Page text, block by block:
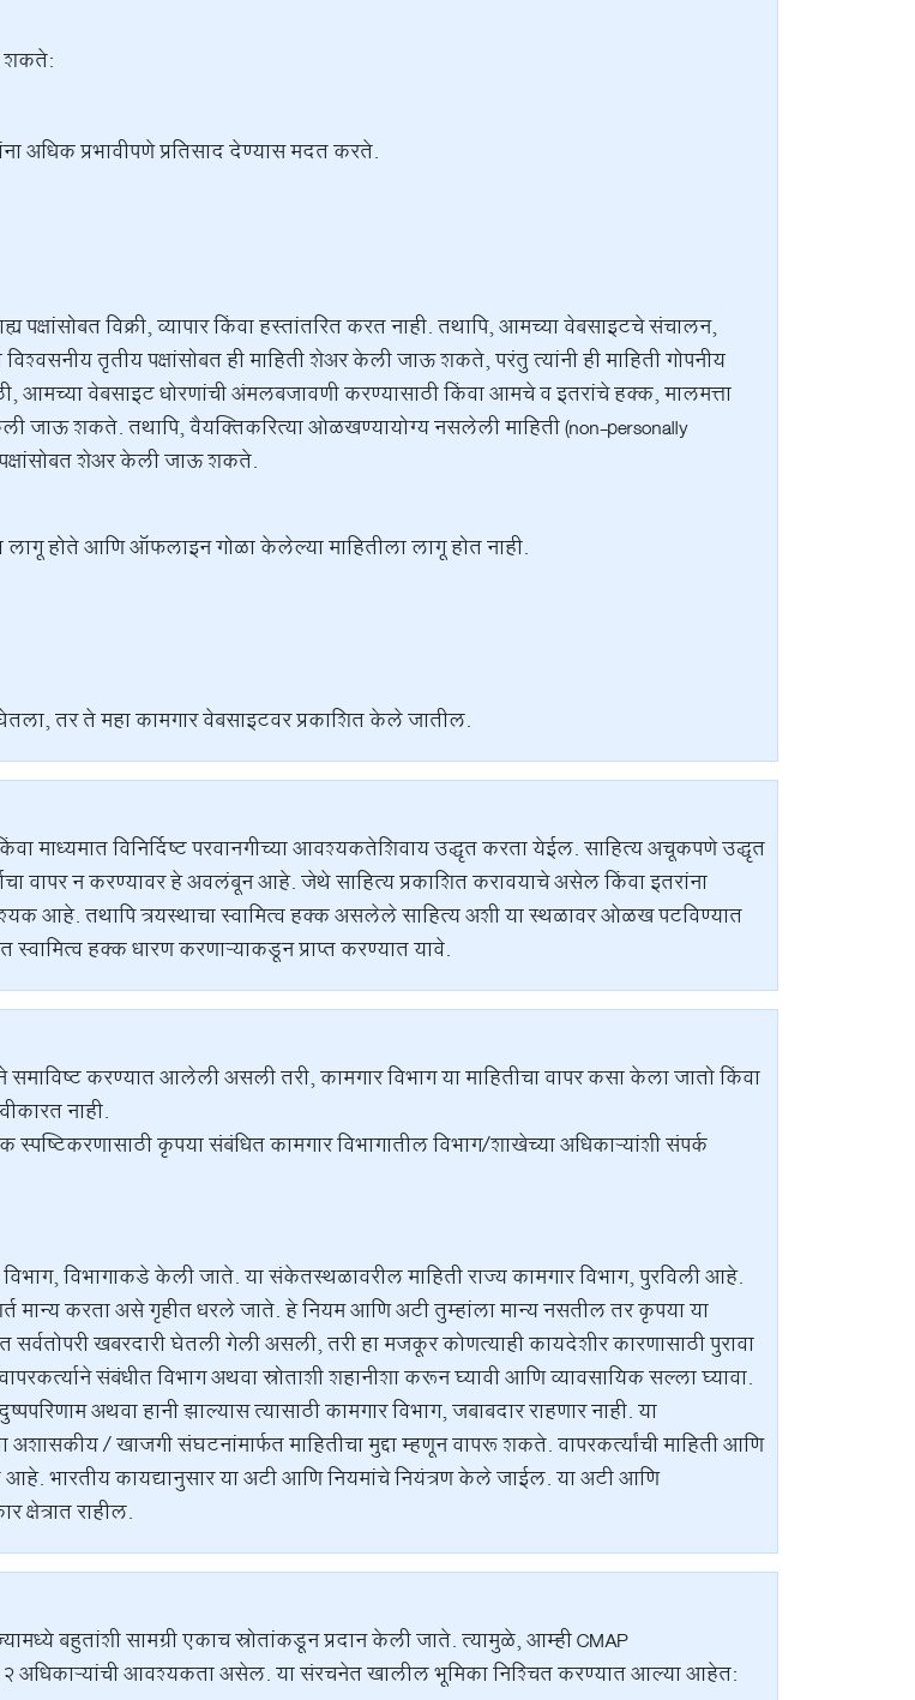
शकते:
अधिक प्रभावीपणे प्रतिसाद देण्यास मदत करते.
पक्षांसोबत विक्री, व्यापार किंवा हस्तांतरित करत नाही. तथापि, आमच्या वेबसाइटचे संचालन,
तृतीय पक्षांसोबत ही माहिती शेअर केली जाऊ शकते, परंतु त्यांनी ही माहिती गोपनीय
आमच्या वेबसाइट धोरणांची अंमलबजावणी करण्यासाठी किंवा आमचे व इतरांचे हक्क, मालमत्ता
जाऊ शकते. तथापि, वैयक्तिकरित्या ओळखण्यायोग्य नसलेली माहिती (non-personally
पक्षांसोबत शेअर केली जाऊ शकते.
होते आणि ऑफलाइन गोळा केलेल्या माहितीला लागू होत नाही.
तर ते महा कामगार वेबसाइटवर प्रकाशित केले जातील.
माध्यमात विनिर्दिष्ट परवानगीच्या आवश्यकतेशिवाय उद्धृत करता येईल. साहित्य अचूकपणे उद्धृत
वापर न करण्यावर हे अवलंबून आहे. जेथे साहित्य प्रकाशित करावयाचे असेल किंवा इतरांना
आहे. तथापि त्रयस्थाचा स्वामित्व हक्क असलेले साहित्य अशी या स्थळावर ओळख पटविण्यात
स्वामित्व हक्क धारण करणाऱ्याकडून प्राप्त करण्यात यावे.
करण्यात आलेली असली तरी, कामगार विभाग या माहितीचा वापर कसा केला जातो किंवा
नाही.
कृपया संबंधित कामगार विभागातील विभाग/शाखेच्या अधिकाऱ्यांशी संपर्क
विभागाकडे केली जाते. या संकेतस्थळावरील माहिती राज्य कामगार विभाग, पुरविली आहे.
मान्य करता असे गृहीत धरले जाते. हे नियम आणि अटी तुम्हांला मान्य नसतील तर कृपया या
खबरदारी घेतली गेली असली, तरी हा मजकूर कोणत्याही कायदेशीर कारणासाठी पुरावा
संबंधीत विभाग अथवा स्रोताशी शहानीशा करून घ्यावी आणि व्यावसायिक सल्ला घ्यावा.
अथवा हानी झाल्यास त्यासाठी कामगार विभाग, जबाबदार राहणार नाही. या
/ खाजगी संघटनांमार्फत माहितीचा मुद्दा म्हणून वापरू शकते. वापरकर्त्यांची माहिती आणि
भारतीय कायद्यानुसार या अटी आणि नियमांचे नियंत्रण केले जाईल. या अटी आणि
क्षेत्रात राहील.
बहुतांशी सामग्री एकाच स्रोतांकडून प्रदान केली जाते. त्यामुळे, आम्ही CMAP
अधिकाऱ्यांची आवश्यकता असेल. या संरचनेत खालील भूमिका निश्चित करण्यात आल्या आहेत: